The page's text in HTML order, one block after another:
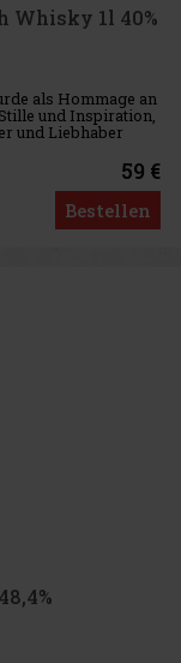
Whisky 1l 40%
als Hommage an
und Inspiration,
und Liebhaber
59 €
Bestellen